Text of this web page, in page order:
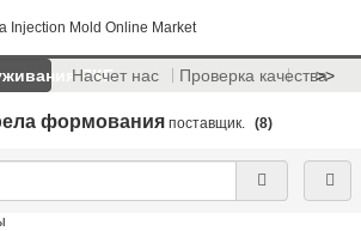
Injection Mold Online Market
ПКБ
Насчет нас Проверка качества>>
формования поставщик. (8)